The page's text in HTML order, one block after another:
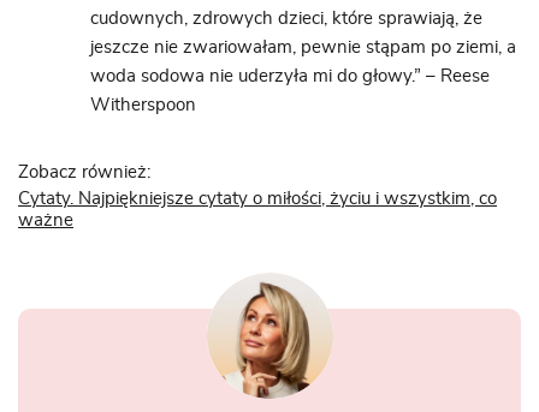
cudownych, zdrowych dzieci, które sprawiają, że
jeszcze nie zwariowałam, pewnie stąpam po ziemi, a
woda sodowa nie uderzyła mi do głowy.” – Reese
Witherspoon
Zobacz również:
Cytaty. Najpiękniejsze cytaty o miłości, życiu i wszystkim, co
ważne